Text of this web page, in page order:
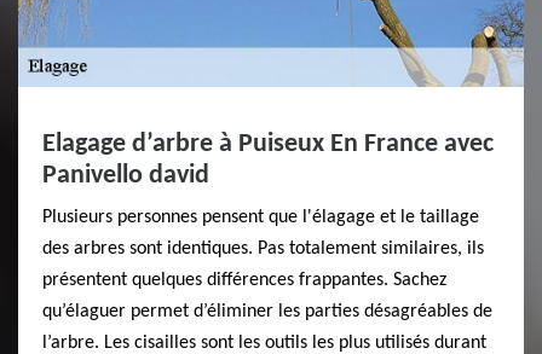
Elagage d’arbre à Puiseux En France avec
Panivello david
Plusieurs personnes pensent que l'élagage et le taillage
des arbres sont identiques. Pas totalement similaires, ils
présentent quelques différences frappantes. Sachez
qu’élaguer permet d’éliminer les parties désagréables de
l’arbre. Les cisailles sont les outils les plus utilisés durant